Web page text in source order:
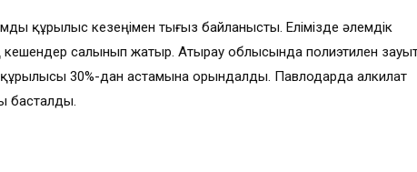
құрылыс кезеңімен тығыз байланысты. Елімізде әлемдік
кешендер салынып жатыр. Атырау облысында полиэтилен
30%-дан астамына орындалды. Павлодарда алкилат
басталды.